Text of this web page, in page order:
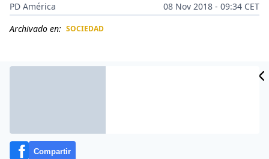
PD América
08 Nov 2018 - 09:34 CET
Archivado en: SOCIEDAD
Compartir